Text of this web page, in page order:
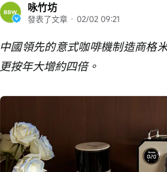
咏竹坊
發表了文章 · 02/02 09:21
中國領先的意式咖啡機制造商格
更按年大增約四倍。